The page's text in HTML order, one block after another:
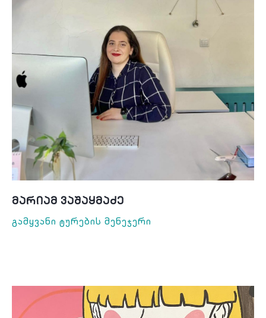
Მარიამ Ვაშაყმაძე
Გამყვანი Ტურების Მენეჯერი